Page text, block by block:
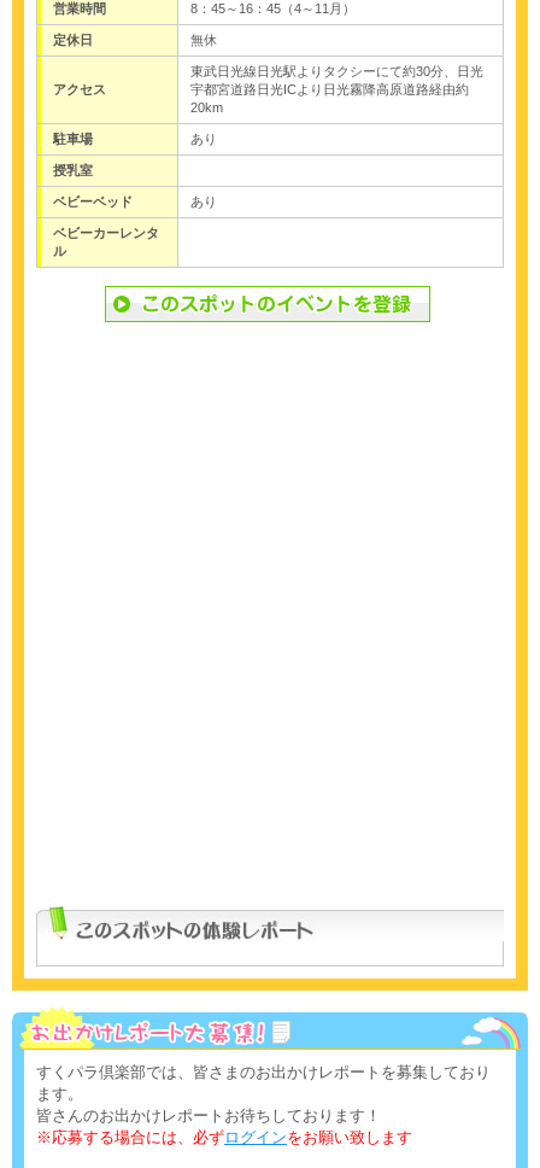
営業時間 8：45～16：45（4～11月）
定休日 無休
アクセス
東武日光線日光駅よりタクシーにて約30分、日光
宇都宮道路日光ICより日光霧降高原道路経由約
20km
駐車場 あり
授乳室
ベビーベッド あり
ベビーカーレンタ
ル
すくパラ倶楽部では、皆さまのお出かけレポートを募集しており
ます。
皆さんのお出かけレポートお待ちしております！
※応募する場合には、必ずログインをお願い致します